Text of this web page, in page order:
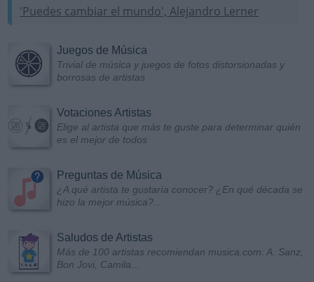
'Puedes cambiar el mundo', Alejandro Lerner
Juegos de Música
Trivial de música y juegos de fotos distorsionadas y
borrosas de artistas
Votaciones Artistas
Elige al artista que más te guste para determinar quién
es el mejor de todos
Preguntas de Música
¿A qué artista te gustaría conocer? ¿En qué década se
hizo la mejor música?...
Saludos de Artistas
Más de 100 artistas recomiendan musica.com: A. Sanz,
Bon Jovi, Camila...